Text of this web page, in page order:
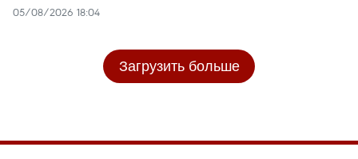
05/08/2026 18:04
Загрузить больше